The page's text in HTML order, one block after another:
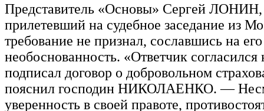
Представитель «Основы» Сергей ЛОНИН,
прилетевший на судебное заседание из
требование не признал, сославшись на его
необоснованность. «Ответчик согласился
подписал договор о добровольном
пояснил господин НИКОЛАЕНКО. —
уверенность в своей правоте,